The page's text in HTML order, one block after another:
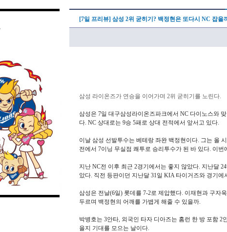
[7일 프리뷰] 삼성 2위 굳히기? 백정현은 또다시 NC 잡을
삼성 라이온즈가 연승을 이어가며 2위 굳히기를 노린다.
삼성은 7일 대구삼성라이온즈파크에서 NC 다이노스와
다. NC 상대로는 9승 5패로 상대 전적에서 앞서고 있다.
이날 삼성 선발투수는 베테랑 좌완 백정현이다. 그는 올
전에서 7이닝 무실점 쾌투로 승리투수가 된 바 있다. 이번
지난 NC전 이후 최근 2경기에서는 좋지 않았다. 지난달
았다. 직전 등판이던 지난달 31일 KIA 타이거즈와 경기
삼성은 전날(6일) 롯데를 7-2로 제압했다. 이재현과 구자
두르며 백정현의 어깨를 가볍게 해줄 수 있을까.
박병호는 3안타, 외국인 타자 디아즈는 홈런 한 방 포함
을지 기대를 모으는 날이다.